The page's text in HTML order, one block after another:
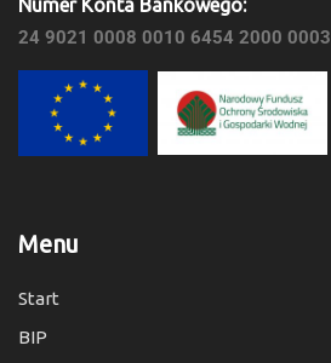
Numer Konta Bankowego:
24 9021 0008 0010 6454 2000 0003
Menu
Start
BIP